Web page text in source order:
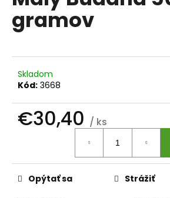
z
5
gramov
Skladom
Kód: 3668
€30,40 / ks
Opýtať sa Strážiť
á
j
ť
?